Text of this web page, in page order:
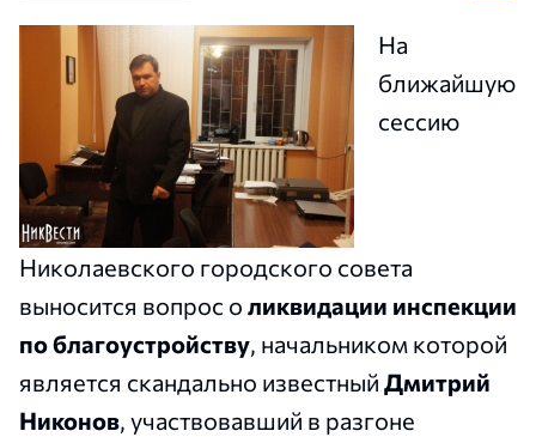
На
ближайшую
сессию
Николаевского городского совета
выносится вопрос о ликвидации инспекции
по благоустройству, начальником которой
является скандально известный Дмитрий
Никонов, участвовавший в разгоне